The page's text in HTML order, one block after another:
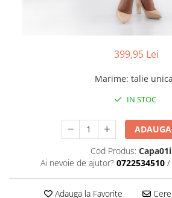
399,95 Lei
Marime: talie unica
IN STOC
Cod Produs: Capa01i
Ai nevoie de ajutor? 0722534510 /
Adauga la Favorite Cere